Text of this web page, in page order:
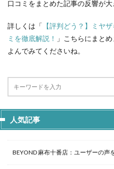
口コミをまとめた記事の反響が大
詳しくは「 【評判どう？】ミヤ
ミを徹底解説！
」こちらにまと
よんでみてくださいね。
人気記事
BEYOND 麻布十番店：ユーザーの声